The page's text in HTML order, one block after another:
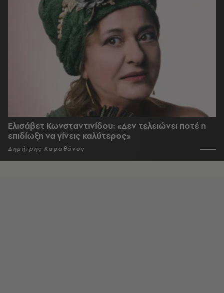
Ελισάβετ Κωνσταντινίδου: «Δεν τελειώνει ποτέ η
επιδίωξη να γίνεις καλύτερος»
Δημήτρης Καραθάνος